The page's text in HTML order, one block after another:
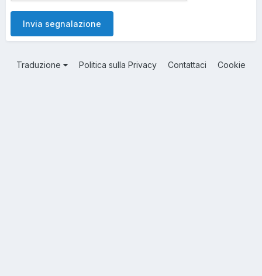
Invia segnalazione
Traduzione Politica sulla Privacy Contattaci Cookie